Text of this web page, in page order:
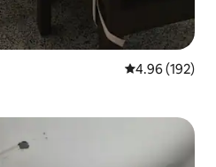
Calificación
4.96 (192)